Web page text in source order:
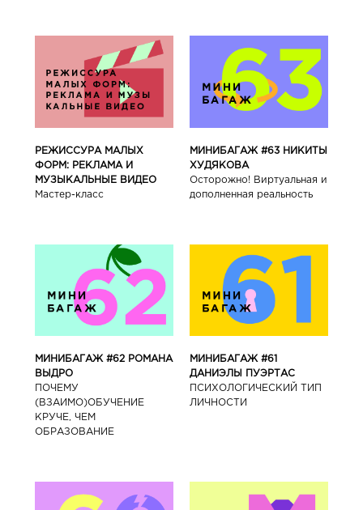
РЕЖИССУРА МАЛЫХ
ФОРМ: РЕКЛАМА И
МУЗЫКАЛЬНЫЕ ВИДЕО
Мастер-класс
МИНИБАГАЖ #63 НИКИТЫ
ХУДЯКОВА
Осторожно! Виртуальная и
дополненная реальность
МИНИБАГАЖ #62 РОМАНА
ВЫДРО
ПОЧЕМУ
(ВЗАИМО)ОБУЧЕНИЕ
КРУЧЕ, ЧЕМ
ОБРАЗОВАНИЕ
МИНИБАГАЖ #61
ДАНИЭЛЫ ПУЭРТАС
ПСИХОЛОГИЧЕСКИЙ ТИП
ЛИЧНОСТИ